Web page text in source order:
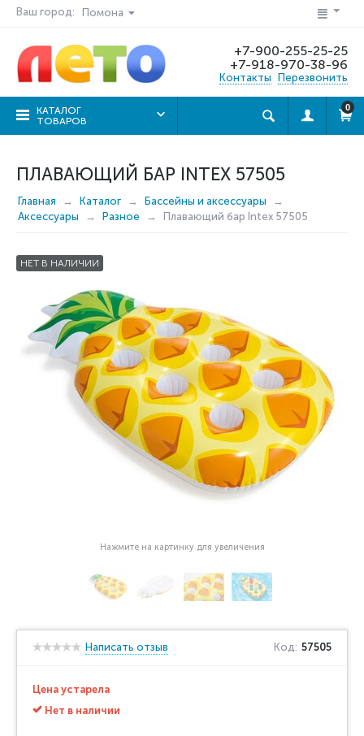
Ваш город: Помона
+7-900-255-25-25
+7-918-970-38-96
Контакты Перезвонить
КАТАЛОГ
ТОВАРОВ
0
ПЛАВАЮЩИЙ БАР INTEX 57505
Главная Каталог
Бассейны и аксессуары
Аксессуары
Разное Плавающий бар Intex 57505
НЕТ В НАЛИЧИИ
Нажмите на картинку для увеличения
Написать отзыв Код: 57505
Цена устарела
Нет в наличии